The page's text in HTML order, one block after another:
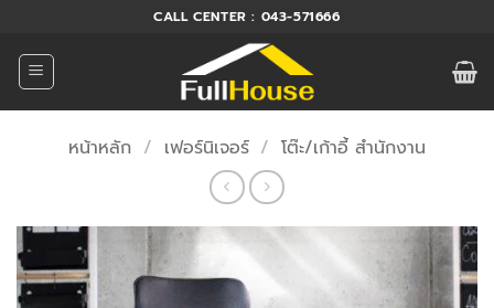
ยัง
เนื้อหา
CALL CENTER : 043-571666
หน้าหลัก / เฟอร์นิเจอร์ / โต๊ะ/เก้าอี้ สำนักงาน